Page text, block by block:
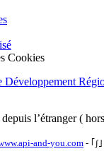
Cookies
l’étranger (
and-you.com- ｢∫